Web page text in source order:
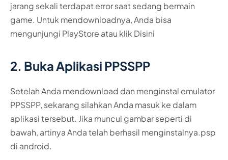
jarang sekali terdapat error saat sedang bermain
game. Untuk mendownloadnya, Anda bisa
mengunjungi PlayStore atau klik Disini
2. Buka Aplikasi PPSSPP
Setelah Anda mendownload dan menginstal emulator
PPSSPP, sekarang silahkan Anda masuk ke dalam
aplikasi tersebut. Jika muncul gambar seperti di
bawah, artinya Anda telah berhasil menginstalnya.psp
di android.